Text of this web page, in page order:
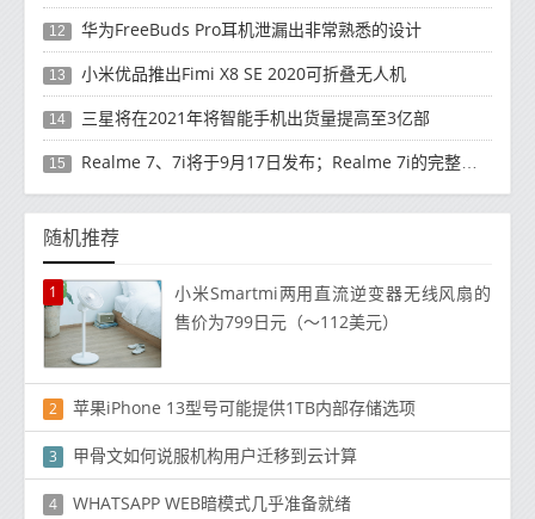
12 华为FreeBuds Pro耳机泄漏出非常熟悉的设计
13 小米优品推出Fimi X8 SE 2020可折叠无人机
14 三星将在2021年将智能手机出货量提高至3亿部
15 Realme 7、7i将于9月17日发布；Realme 7i的完整规格并导致泄漏
随机推荐
1
小米Smartmi两用直流逆变器无线风扇的
售价为799日元（〜112美元）
2 苹果iPhone 13型号可能提供1TB内部存储选项
3 甲骨文如何说服机构用户迁移到云计算
4 WHATSAPP WEB暗模式几乎准备就绪